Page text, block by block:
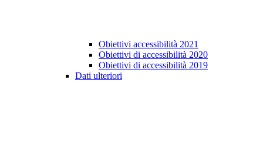
Obiettivi accessibilità 2021
Obiettivi di accessibilità 2020
Obiettivi di accessibilità 2019
Dati ulteriori